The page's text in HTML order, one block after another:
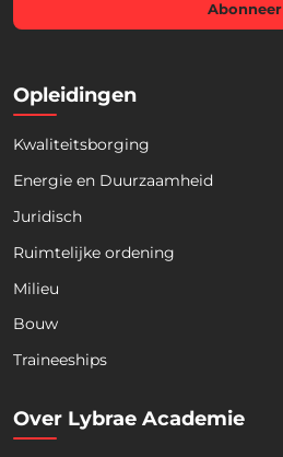
*
Abonneer
Opleidingen
Kwaliteitsborging
Energie en Duurzaamheid
Juridisch
Ruimtelijke ordening
Milieu
Bouw
Traineeships
Over Lybrae Academie